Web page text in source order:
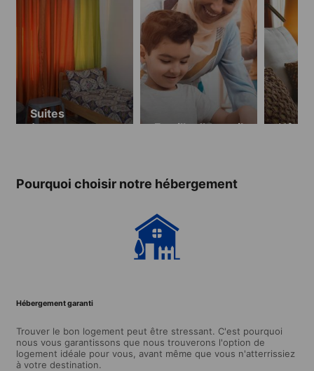
Suites
(appartement
Famille d’accueil Hôtel
Pourquoi choisir notre hébergement
Hébergement garanti
Trouver le bon logement peut être stressant. C'est pourquoi
nous vous garantissons que nous trouverons l'option de
logement idéale pour vous, avant même que vous n'atterrissiez
à votre destination.